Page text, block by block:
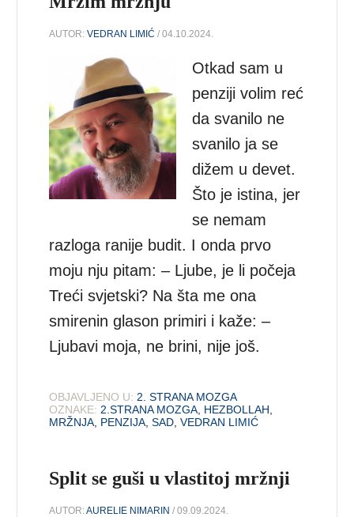
AUTOR:VEDRAN LIMIĆ / 04.10.2024.
Otkad sam u
penziji volim reć
da svanilo ne
svanilo ja se
dižem u devet.
Što je istina, jer
se nemam
razloga ranije budit. I onda prvo
moju nju pitam: – Ljube, je li počeja
Treći svjetski? Na šta me ona
smirenin glason primiri i kaže: –
Ljubavi moja, ne brini, nije još.
OBJAVLJENO U: 2. STRANA MOZGA
OZNAKE: 2.STRANA MOZGA HEZBOLLAH
MRŽNJA PENZIJA ,SAD ,VEDRAN LIMIĆ
Split se guši u vlastitoj mržnji
AUTOR:AURELIE NIMARIN / 09.09.2024.